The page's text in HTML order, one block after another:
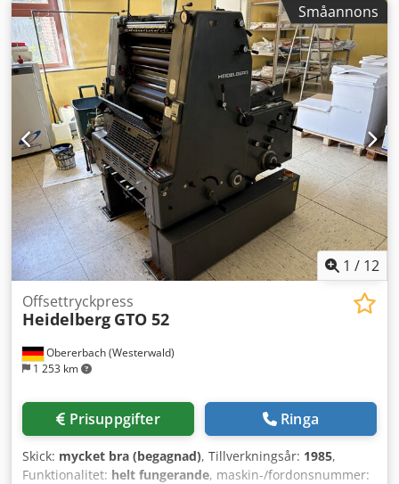
Småannons
1 / 12
Obererbach (Westerwald)
1 253 km
Offsettryckpress
Heidelberg GTO 52
Prisuppgifter Ringa
Skick: mycket bra (begagnad), Tillverkningsår: 1985,
Funktionalitet: helt fungerande, maskin-/fordonsnummer: